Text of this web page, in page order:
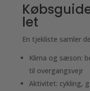
let
En tjekliste samler
Klima og sæson:
til overgangsvejr
Aktivitet: cykling,